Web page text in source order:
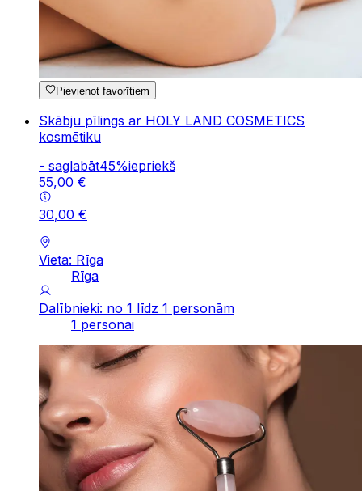
Pievienot favorītiem
Skābju pīlings ar HOLY LAND COSMETICS
kosmētiku
- saglabāt45%iepriekš
55,00 €
30,00 €
Vieta: Rīga
Rīga
Dalībnieki: no 1 līdz 1 personām
1 personai